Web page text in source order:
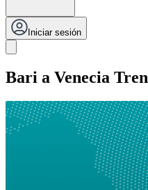
Iniciar sesión
Bari a Venecia Tren